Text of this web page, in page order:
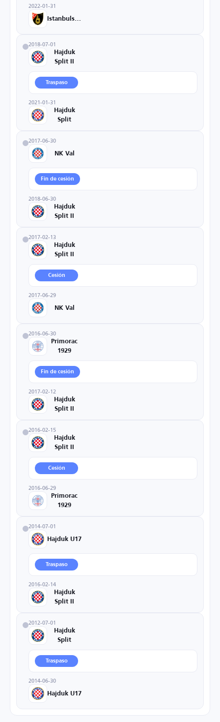
2022-01-31
2018-07-01
Hajduk
Split II
Traspaso
2021-01-31
Hajduk
Split
2017-06-30
NK Val
Fin de cesión
2018-06-30
Hajduk
Split II
2017-02-13
Hajduk
Split II
Cesión
2017-06-29
NK Val
2016-06-30
Primorac
1929
Fin de cesión
2017-02-12
Hajduk
Split II
2016-02-15
Hajduk
Split II
Cesión
2016-06-29
Primorac
1929
2014-07-01
Hajduk U17
Traspaso
2016-02-14
Hajduk
Split II
2012-07-01
Hajduk
Split
Traspaso
2014-06-30
Hajduk U17